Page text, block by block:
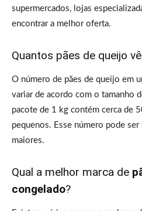
supermercados, lojas
encontrar a melhor oferta.
Quantos pães de queijo
O número de pães de queijo em
variar de acordo com o tamanho
pacote de 1 kg contém cerca de
pequenos. Esse número pode
maiores.
Qual a melhor marca de
congelado?